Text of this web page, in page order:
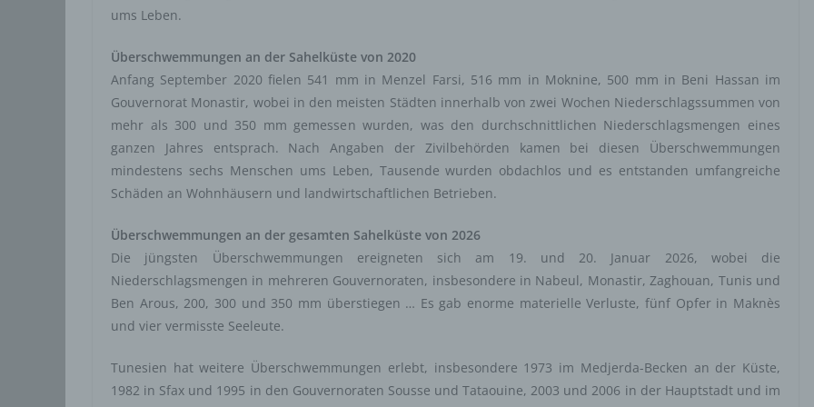
ums Leben.
Überschwemmungen an der Sahelküste von 2020
Anfang September 2020 fielen 541 mm in Menzel Farsi, 516 mm in Moknine, 500 mm in Beni Hassan im
Gouvernorat Monastir, wobei in den meisten Städten innerhalb von zwei Wochen Niederschlagssummen von
mehr als 300 und 350 mm gemessen wurden, was den durchschnittlichen Niederschlagsmengen eines
ganzen Jahres entsprach. Nach Angaben der Zivilbehörden kamen bei diesen Überschwemmungen
mindestens sechs Menschen ums Leben, Tausende wurden obdachlos und es entstanden umfangreiche
Schäden an Wohnhäusern und landwirtschaftlichen Betrieben.
Überschwemmungen an der gesamten Sahelküste von 2026
Die jüngsten Überschwemmungen ereigneten sich am 19. und 20. Januar 2026, wobei die
Niederschlagsmengen in mehreren Gouvernoraten, insbesondere in Nabeul, Monastir, Zaghouan, Tunis und
Ben Arous, 200, 300 und 350 mm überstiegen … Es gab enorme materielle Verluste, fünf Opfer in Maknès
und vier vermisste Seeleute.
Tunesien hat weitere Überschwemmungen erlebt, insbesondere 1973 im Medjerda-Becken an der Küste,
1982 in Sfax und 1995 in den Gouvernoraten Sousse und Tataouine, 2003 und 2006 in der Hauptstadt und im
f) Pseudonymisierung
Pseudonymisierung ist die Verarbeitung personenbezogener Daten in einer
auf welche die personenbezogenen Daten ohne Hinzuziehung zusätzlicher
Informationen nicht mehr einer spezifischen betroffenen Person zugeordnet
können, sofern diese zusätzlichen Informationen gesondert aufbewahrt
technischen und organisatorischen Maßnahmen unterliegen, die
dass die personenbezogenen Daten nicht einer identifizierten oder
g) Verantwortlicher oder für die Verarbeitung
Verantwortlicher
juristische Person, Behörde, Einrichtung oder andere Stelle, die allein oder
Verarbeitung durch das Unionsrecht oder das Recht der Mitgliedstaaten
vorgegeben, so kann der Verantwortliche beziehungsweise können die